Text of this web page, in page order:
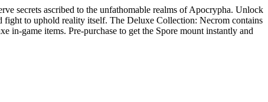
secrets ascribed to the unfathomable realms of Apocrypha. Unlock
fight to uphold reality itself. The Deluxe Collection: Necrom contains
in-game items. Pre-purchase to get the Spore mount instantly and